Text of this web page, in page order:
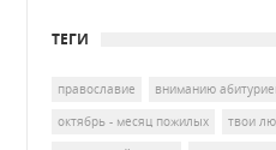
ТЕГИ
православие вниманию
октябрь - месяц пожилых
твои